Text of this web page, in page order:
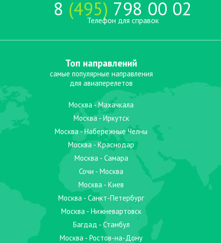
8 (495) 798 00 02
Телефон для справок
Топ направлений
самые популярные направления
для авиаперелетов
Москва - Махачкала
Москва - Иркутск
Москва - Набережные Челны
Москва - Краснодар
Москва - Самара
Сочи - Москва
Москва - Киев
Москва - Санкт-Петербург
Москва - Нижневартовск
Багдад - Стамбул
Москва - Ростов-на-Дону